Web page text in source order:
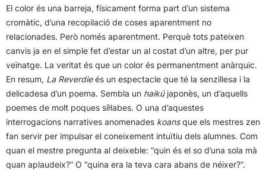
El color és una barreja, físicament forma part d’un sistema
cromàtic, d’una recopilació de coses aparentment no
relacionades. Però només aparentment. Perquè tots pateixen
canvis ja en el simple fet d’estar un al costat d’un altre, per pur
veïnatge. La veritat és que un color és permanentment anàrquic.
En resum, La Reverdieés un espectacle que té la senzillesa i la
delicadesa d’un poema. Sembla un haikújaponès, un d’aquells
poemes de molt poques síl·labes. O una d’aquestes
interrogacions narratives anomenades koansque els mestres zen
fan servir per impulsar el coneixement intuïtiu dels alumnes. Com
quan el mestre pregunta al deixeble: “quin és el so d’una sola mà
quan aplaudeix?” O “quina era la teva cara abans de néixer?”.